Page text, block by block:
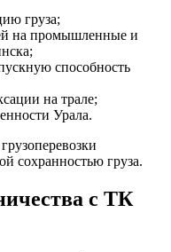
груза;
на промышленные и
способность
на трале;
Урала.
сохранностью груза.
с ТК